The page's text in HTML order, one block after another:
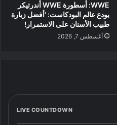
WWE: أسطورة WWE أندرتيكر
يودع عالم البودكاست: ‘أفضل زيارة
طبيب الأسنان على الاستمرار!
أغسطس 7, 2026
LIVE COUNTDOWN